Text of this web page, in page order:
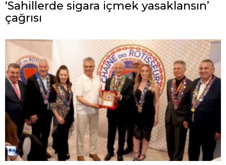
‘Sahillerde sigara içmek yasaklansın’
çağrısı